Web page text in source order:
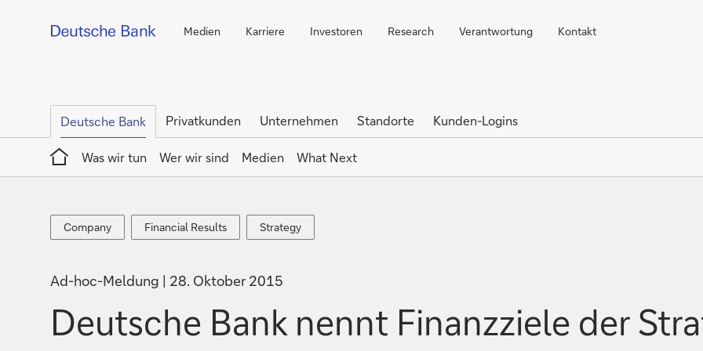
Medien Karriere Investoren Research Verantwortung Kontakt
Deutsche Bank Privatkunden Unternehmen Standorte
Kunden-Logins
Home
Was wir tun
Wer wir sind Medien What Next
Company
Company
Financial
Results
Financial Results
Strategy
Strategy
Ad-hoc-Meldung 28. Oktober 2015
Deutsche Bank nennt Finanzziele der